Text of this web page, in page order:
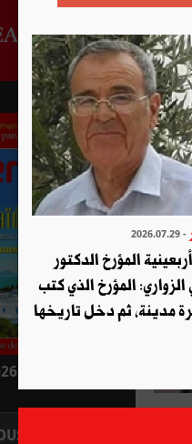
: EN KIOSQUE
- 2026.07.29
المؤرخ الدكتور
الزواري: المؤرخ الذي كتب
مدينة، ثم دخل تاريخها